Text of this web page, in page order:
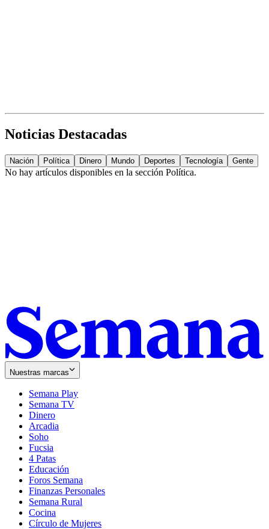
Noticias Destacadas
Nación Política Dinero Mundo Deportes Tecnología Gente
No hay artículos disponibles en la sección Política.
Nuestras marcas
Semana Play
Semana TV
Dinero
Arcadia
Soho
in
new
window
Fucsia
in
new
window
4 Patas
Educación
Foros Semana
Finanzas Personales
Semana Rural
Cocina
Círculo de Mujeres